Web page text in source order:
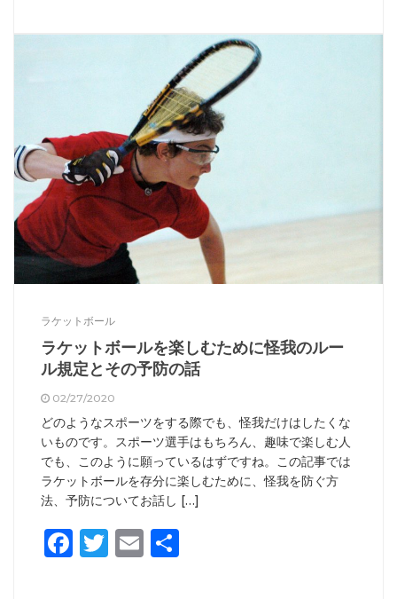
ラケットボール
ラケットボールを楽しむために怪我のルー
ル規定とその予防の話
02/27/2020
どのようなスポーツをする際でも、怪我だけはしたくな
いものです。スポーツ選手はもちろん、趣味で楽しむ人
でも、このように願っているはずですね。この記事では
ラケットボールを存分に楽しむために、怪我を防ぐ方
法、予防についてお話し […]
Facebook
Twitter
Email